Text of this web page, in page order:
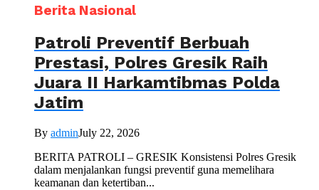
Berita Nasional
Patroli Preventif Berbuah
Prestasi, Polres Gresik Raih
Juara II Harkamtibmas Polda
Jatim
By adminJuly 22, 2026
BERITA PATROLI – GRESIK Konsistensi Polres Gresik
dalam menjalankan fungsi preventif guna memelihara
keamanan dan ketertiban...